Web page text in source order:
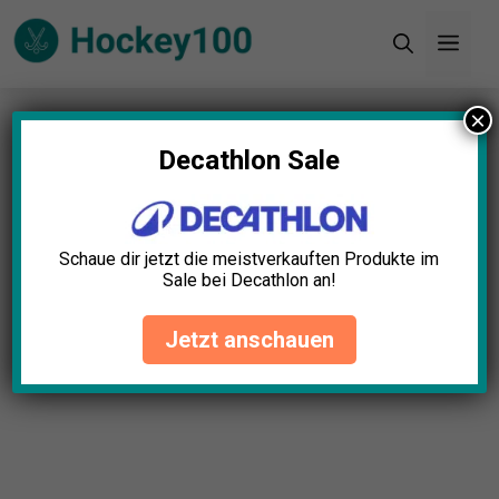
Zum
Inhalt
Startseite»Blog
Decathlon Sale
Schaue dir jetzt die meistverkauften Produkte im
Sale bei Decathlon an!
Jetzt anschauen
×